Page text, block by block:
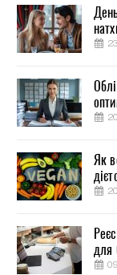
Як
для